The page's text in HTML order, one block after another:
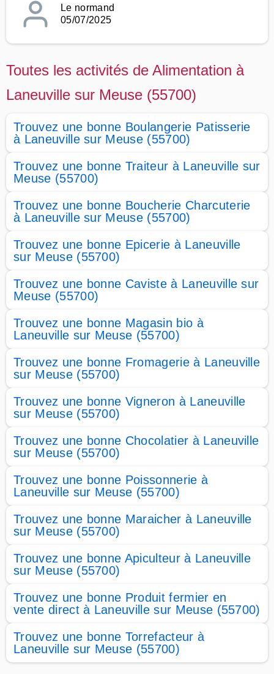
Le normand
05/07/2025
Toutes les activités de Alimentation à
Laneuville sur Meuse (55700)
Trouvez une bonne Boulangerie Patisserie
à Laneuville sur Meuse (55700)
Trouvez une bonne Traiteur à Laneuville sur
Meuse (55700)
Trouvez une bonne Boucherie Charcuterie
à Laneuville sur Meuse (55700)
Trouvez une bonne Epicerie à Laneuville
sur Meuse (55700)
Trouvez une bonne Caviste à Laneuville sur
Meuse (55700)
Trouvez une bonne Magasin bio à
Laneuville sur Meuse (55700)
Trouvez une bonne Fromagerie à Laneuville
sur Meuse (55700)
Trouvez une bonne Vigneron à Laneuville
sur Meuse (55700)
Trouvez une bonne Chocolatier à Laneuville
sur Meuse (55700)
Trouvez une bonne Poissonnerie à
Laneuville sur Meuse (55700)
Trouvez une bonne Maraicher à Laneuville
sur Meuse (55700)
Trouvez une bonne Apiculteur à Laneuville
sur Meuse (55700)
Trouvez une bonne Produit fermier en
vente direct à Laneuville sur Meuse (55700)
Trouvez une bonne Torrefacteur à
Laneuville sur Meuse (55700)